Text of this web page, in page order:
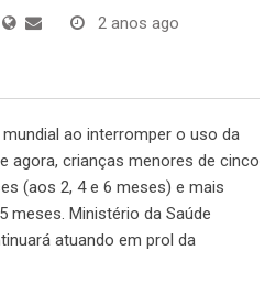
2 anos ago
ao interromper o uso da
agora, crianças menores de cinco
(aos 2, 4 e 6 meses) e mais
meses. Ministério da Saúde
atuando em prol da